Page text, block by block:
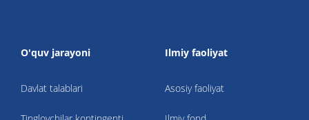
O'quv jarayoni
Davlat talablari
Ilmiy faoliyat
Asosiy faoliyat